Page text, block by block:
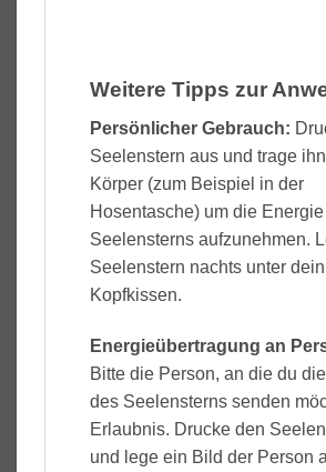
Weitere Tipps zur
Persönlicher Gebrauch:
Seelenstern aus und trage
Körper (zum Beispiel in der
Hosentasche) um die
Seelensterns aufzunehmen.
Seelenstern nachts unter dein
Kopfkissen.
Energieübertragung an
Bitte die Person, an die du
des Seelensterns senden
Erlaubnis. Drucke den
und lege ein Bild der Person